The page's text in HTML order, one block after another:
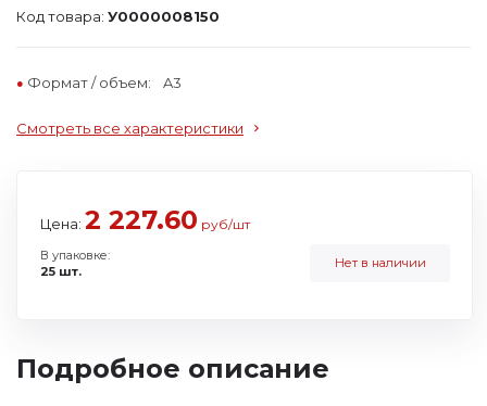
Код товара: У0000008150
Формат / объем: A3
Смотреть все характеристики
Цена: 2 227.60 руб/шт
В упаковке:
25 шт.
Нет в наличии
Подробное описание